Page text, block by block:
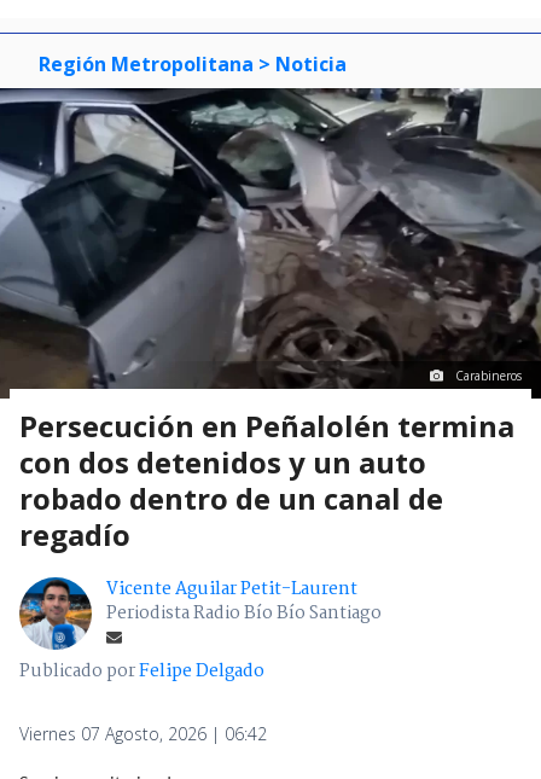
Región Metropolitana > Noticia
Carabineros
Persecución en Peñalolén termina
con dos detenidos y un auto
robado dentro de un canal de
regadío
Vicente Aguilar Petit-Laurent
Periodista Radio Bío Bío Santiago
Publicado porFelipe Delgado
Viernes 07 Agosto, 2026 | 06:42